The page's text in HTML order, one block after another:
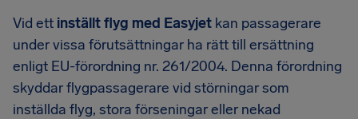
Vid ett inställt flyg med Easyjet kan passagerare
under vissa förutsättningar ha rätt till ersättning
enligt EU-förordning nr. 261/2004. Denna förordning
skyddar flygpassagerare vid störningar som
inställda flyg, stora förseningar eller nekad